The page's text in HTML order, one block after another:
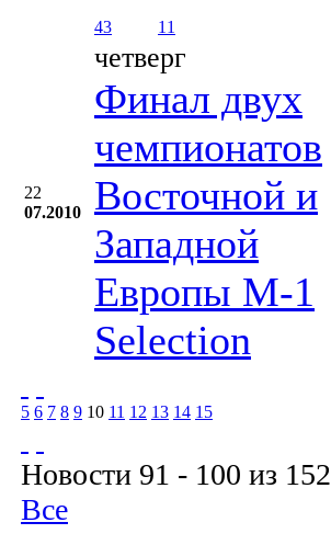
43 11
22
07.2010
четверг
Финал двух
чемпионатов
Восточной и
Западной
Европы М-1
Selection
5 6 7 8 9 10 11 12 13 14 15
Новости 91 - 100 из 152
Все